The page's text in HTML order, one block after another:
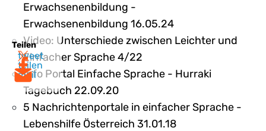
Teilen
tweet
teilen
mail
Erwachsenenbildung -
Erwachsenenbildung 16.05.24
Video: Unterschiede zwischen Leichter und
Einfacher Sprache 4/22
Info Portal Einfache Sprache - Hurraki
Tagebuch 22.09.20
5 Nachrichtenportale in einfacher Sprache -
Lebenshilfe Österreich 31.01.18